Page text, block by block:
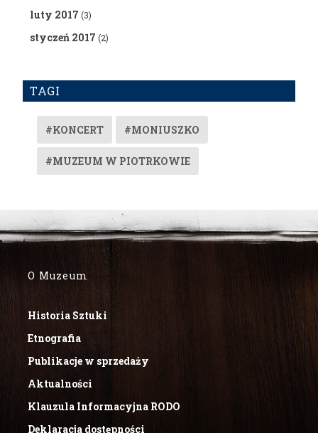
luty 2017 (3)
styczeń 2017 (2)
TAGI
#KONCERT #MONIUSZKO
#MUZEUM W PIOTRKOWIE
O Muzeum
Historia Sztuki
Etnografia
Publikacje w sprzedaży
Aktualności
Klauzula Informacyjna RODO
Deklaracja dostępności